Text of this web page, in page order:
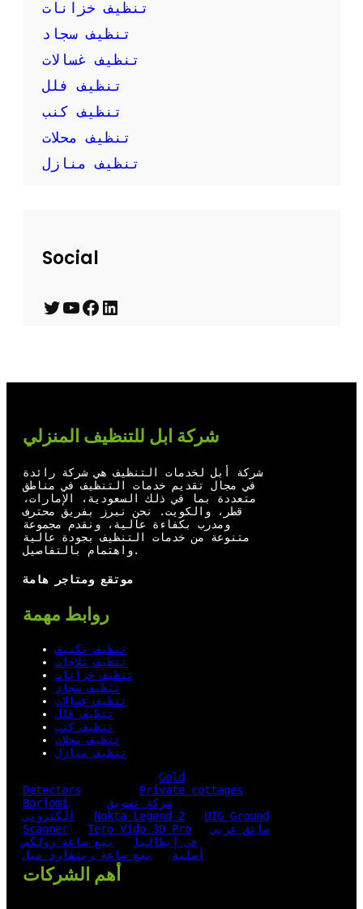
ك
تنظيف خزانات
تنظيف سجاد
تنظيف غسالات
تنظيف فلل
تنظيف كنب
تنظيف محلات
تنظيف منازل
Social
T
t
e
r
Y
u
b
e
F
o
o
k
L
e
d
I
n
شركة ابل للتنظيف المنزلي
شركة أبل لخدمات التنظيف هي شركة رائدة
في مجال تقديم خدمات التنظيف في مناطق
متعددة بما في ذلك السعودية، الإمارات،
قطر، والكويت. نحن نبرز بفريق محترف
ومدرب بكفاءة عالية، ونقدم مجموعة
متنوعة من خدمات التنظيف بجودة عالية
واهتمام بالتفاصيل.
موتقع ومتاجر هامة
روابط مهمة
تنظيف تكييف
تنظيف ثلاجات
تنظيف خزانات
تنظيف سجاد
تنظيف غسالات
تنظيف فلل
تنظيف كنب
تنظيف محلات
تنظيف منازل
Gold
Detectors
Private cottages
Borjomi
شركة تسويق
الكتروني
Nokta Legend 2
UIG Ground
Scanner
Tero Vido 3D Pro
سائق عربي
في إيطاليا
بيع ساعة رولكس
أصلية
بيع ساعة ريتشارد ميل
أهم الشركات